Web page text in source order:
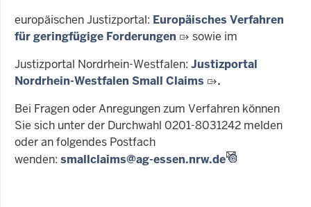
europäischen Justizportal: Europäisches Verfahren
für geringfügige Forderungen
sowie im
Justizportal Nordrhein-Westfalen: Justizportal
Nordrhein-Westfalen Small Claims
.
Bei Fragen oder Anregungen zum Verfahren können
Sie sich unter der Durchwahl 0201-8031242 melden
oder an folgendes Postfach
wenden: smallclaims@ag-essen.nrw.de